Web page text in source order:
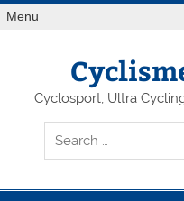
Menu
Cyclosport, Ultra